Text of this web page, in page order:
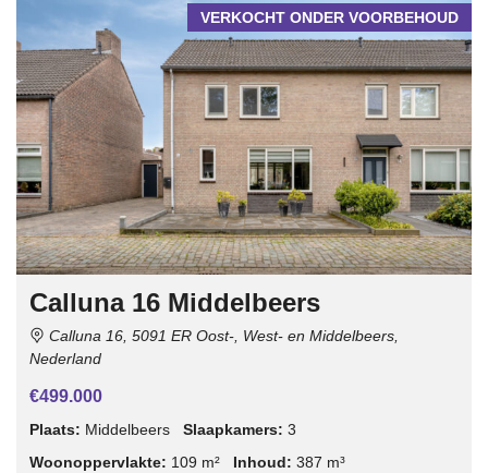
VERKOCHT ONDER VOORBEHOUD
Calluna 16 Middelbeers
Calluna 16, 5091 ER Oost-, West- en Middelbeers,
Nederland
€499.000
Plaats: Middelbeers Slaapkamers: 3
Woonoppervlakte: 109 m² Inhoud: 387 m³